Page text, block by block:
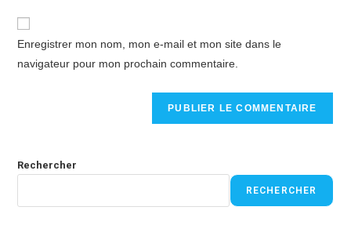
Enregistrer mon nom, mon e-mail et mon site dans le
navigateur pour mon prochain commentaire.
Rechercher
RECHERCHER